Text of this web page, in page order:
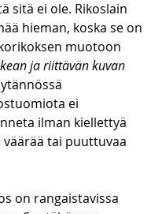
sitä ei ole. Rikoslain
hieman, koska se on
muotoon
ja riittävän kuvan
ei
ilman kiellettyä
tai puuttuvaa
on rangaistavissa